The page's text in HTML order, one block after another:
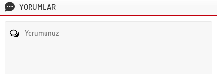
YORUMLAR